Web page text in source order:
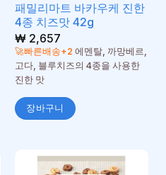
패밀리마트 바카우케 진한
4종 치즈맛 42g
₩2,657
🚀빠른배송+2 에멘탈, 까망베르,
고다, 블루치즈의 4종을 사용한
진한 맛
장바구니